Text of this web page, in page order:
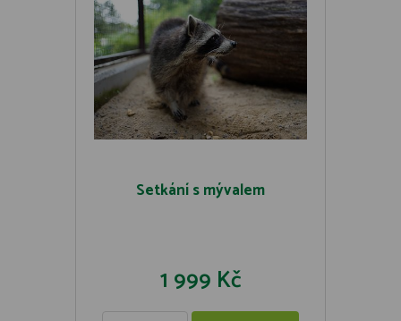
Setkání s mývalem
1 999 Kč